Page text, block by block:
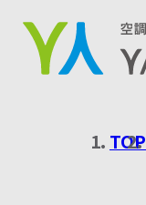
TOP